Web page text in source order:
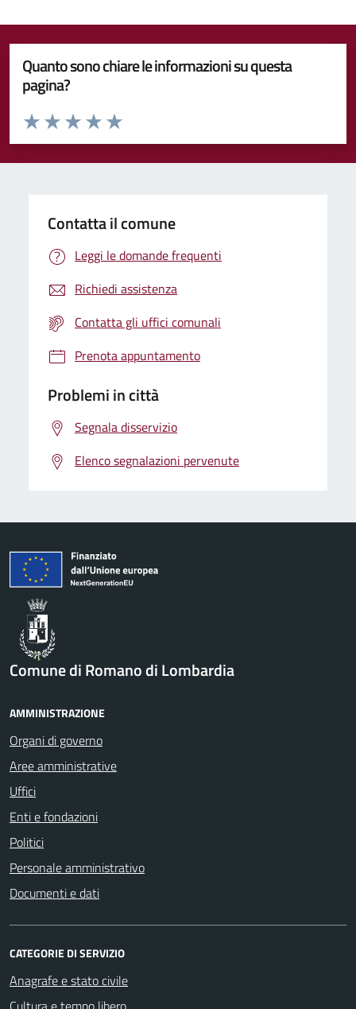
Quanto sono chiare le informazioni su questa
pagina?
Valuta da 1 a 5 stelle la pagina
Valuta 5 stelle su 5
Valuta 4 stelle su 5
Valuta 3 stelle su 5
Valuta 2 stelle su 5
Valuta 1 stelle su 5
Contatta il comune
Leggi le domande frequenti
Richiedi assistenza
Contatta gli uffici comunali
Prenota appuntamento
Problemi in città
Segnala disservizio
Elenco segnalazioni pervenute
Comune di Romano di Lombardia
AMMINISTRAZIONE
Organi di governo
Aree amministrative
Uffici
Enti e fondazioni
Politici
Personale amministrativo
Documenti e dati
CATEGORIE DI SERVIZIO
Anagrafe e stato civile